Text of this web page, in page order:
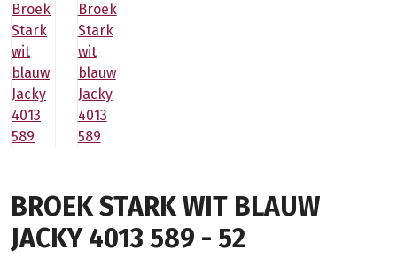
BROEK STARK WIT BLAUW
JACKY 4013 589 - 52